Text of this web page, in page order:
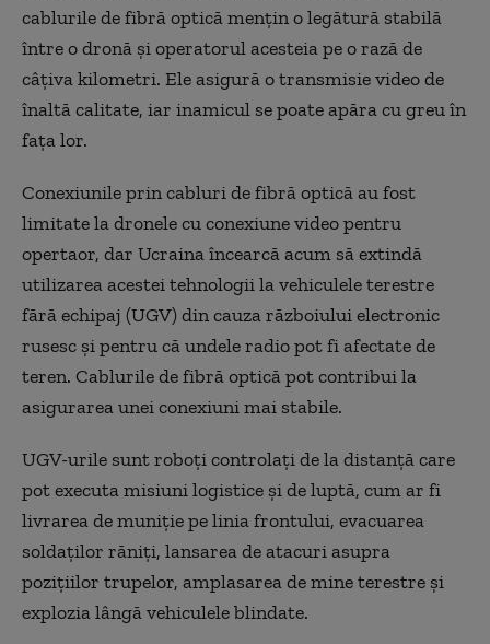
cablurile de fibră optică mențin o legătură stabilă
între o dronă și operatorul acesteia pe o rază de
câțiva kilometri. Ele asigură o transmisie video de
înaltă calitate, iar inamicul se poate apăra cu greu în
fața lor.
Conexiunile prin cabluri de fibră optică au fost
limitate la dronele cu conexiune video pentru
opertaor, dar Ucraina încearcă acum să extindă
utilizarea acestei tehnologii la vehiculele terestre
fără echipaj (UGV) din cauza războiului electronic
rusesc și pentru că undele radio pot fi afectate de
teren. Cablurile de fibră optică pot contribui la
asigurarea unei conexiuni mai stabile.
UGV-urile sunt roboți controlați de la distanță care
pot executa misiuni logistice și de luptă, cum ar fi
livrarea de muniție pe linia frontului, evacuarea
soldaților răniți, lansarea de atacuri asupra
pozițiilor trupelor, amplasarea de mine terestre și
explozia lângă vehiculele blindate.